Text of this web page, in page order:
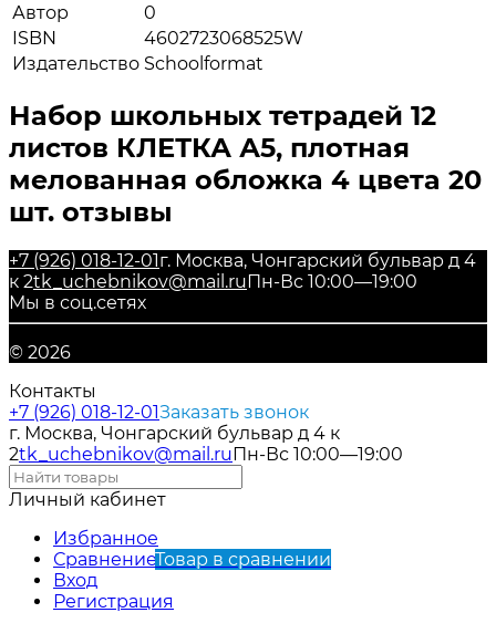
Автор
0
ISBN
4602723068525W
Издательство Schoolformat
Набор школьных тетрадей 12
листов КЛЕТКА А5, плотная
мелованная обложка 4 цвета 20
шт. отзывы
+7 (926) 018-12-01г. Москва, Чонгарский бульвар д 4
к 2tk_uchebnikov@mail.ruПн-Вс 10:00—19:00
Мы в соц.сетях
© 2026
Контакты
+7 (926) 018-12-01Заказать звонок
г. Москва, Чонгарский бульвар д 4 к
2tk_uchebnikov@mail.ruПн-Вс 10:00—19:00
Личный кабинет
Избранное
СравнениеТовар в сравнении
Вход
Регистрация